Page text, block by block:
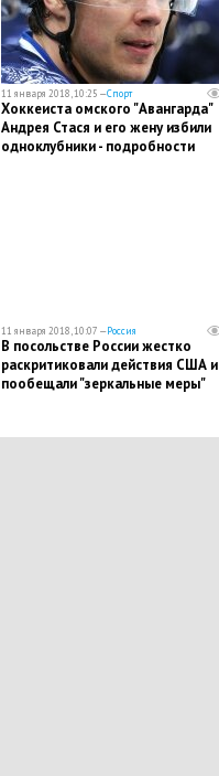
11 января 2018, 10:25 —Спорт
Хоккеиста омского "Авангарда"
Андрея Стася и его жену избили
одноклубники - подробности
11 января 2018, 10:07 —Россия
В посольстве России жестко
раскритиковали действия США и
пообещали "зеркальные меры"